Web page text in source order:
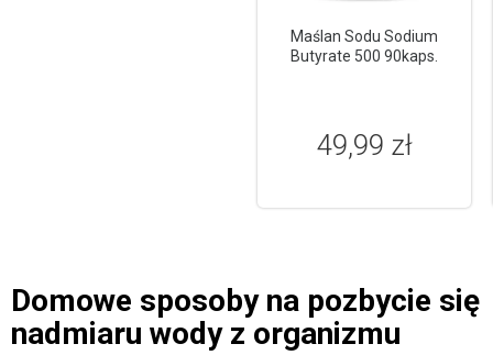
Maślan Sodu Sodium
Butyrate 500 90kaps.
49,99 zł
Domowe sposoby na pozbycie się
nadmiaru wody z organizmu